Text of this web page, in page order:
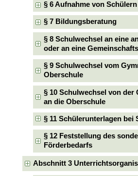
§ 6 Aufnahme von Schülern
§ 7 Bildungsberatung
§ 8 Schulwechsel an eine
oder an eine
§ 9 Schulwechsel vom
Oberschule
§ 10 Schulwechsel von der
an die Oberschule
§ 11 Schülerunterlagen bei
§ 12 Feststellung des
Förderbedarfs
Abschnitt 3